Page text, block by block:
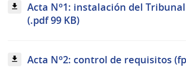
Acta Nº1: instalación del
(.pdf 99 KB)
Acta Nº2: control de requisitos